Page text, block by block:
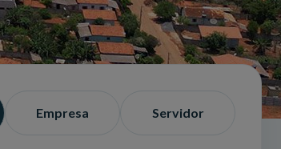
Empresa Servidor